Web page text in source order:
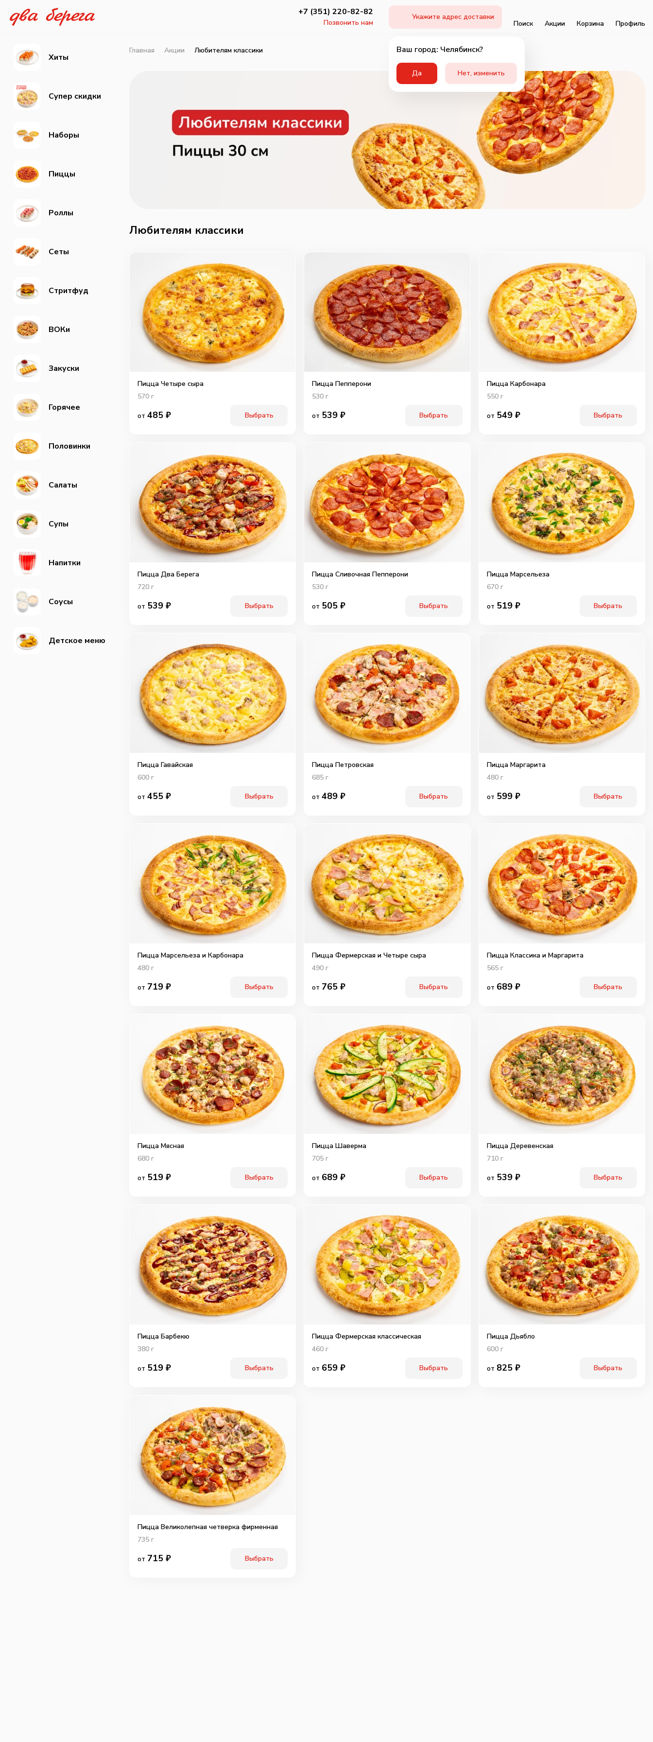
+7 (351) 220-82-82
Позвонить нам
Укажите адрес доставки
Ваш город: Челябинск?
Да Нет, изменить
Поиск Акции Корзина Профиль
Хиты
Супер скидки
Наборы
Пиццы
Роллы
Сеты
Стритфуд
ВОКи
Закуски
Горячее
Половинки
Салаты
Супы
Напитки
Соусы
Детское меню
Главная Акции Любителям классики
Любителям классики
Пицца Четыре сыра
570 г
от 485 ₽ Выбрать
Пицца Пепперони
530 г
от 539₽ Выбрать
Пицца Карбонара
550г
от 549 ₽ Выбрать
Пицца Два Берега
720 г
от 539 ₽ Выбрать
Пицца Сливочная Пепперони
530 г
от 505₽ Выбрать
Пицца Марсельеза
670г
от 519 ₽ Выбрать
Пицца Гавайская
600 г
от 455 ₽ Выбрать
Пицца Петровская
685 г
от489₽ Выбрать
Пицца Маргарита
480г
от 599 ₽ Выбрать
Пицца Марсельеза и Карбонара
480 г
от 719 ₽ Выбрать
Пицца Фермерская и Четыре сыра
490 г
от 765₽ Выбрать
Пицца Классика и Маргарита
565г
от 689 ₽ Выбрать
Пицца Мясная
680 г
от 519 ₽ Выбрать
Пицца Шаверма
705 г
от 689₽ Выбрать
Пицца Деревенская
710г
от 539 ₽ Выбрать
Пицца Барбекю
380 г
от 519 ₽ Выбрать
Пицца Фермерская классическая
460 г
от 659₽ Выбрать
Пицца Дьябло
600г
от 825 ₽ Выбрать
Пицца Великолепная четверка фирменная
735 г
от 715 ₽ Выбрать